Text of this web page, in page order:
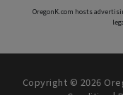
OregonK.com hosts
Copyright © 2026